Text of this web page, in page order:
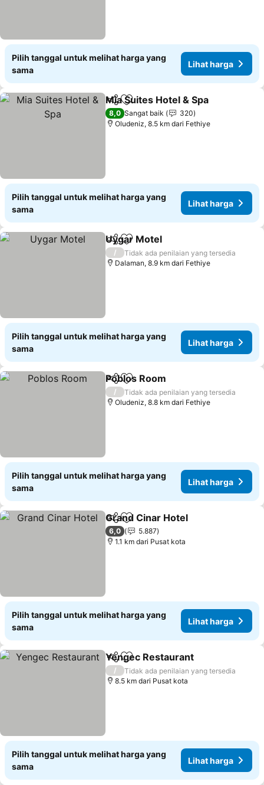
Pilih tanggal untuk melihat harga yang
sama
Lihat harga
BagikanTambahkan ke favorit
Mia Suites Hotel & Spa
8,0 Sangat baik
320
Oludeniz, 8.5 km dari Fethiye
Pilih tanggal untuk melihat harga yang
sama
Lihat harga
BagikanTambahkan ke favorit
Uygar Motel
/
Tidak ada penilaian yang tersedia
Dalaman, 8.9 km dari Fethiye
Pilih tanggal untuk melihat harga yang
sama
Lihat harga
BagikanTambahkan ke favorit
Poblos Room
/
Tidak ada penilaian yang tersedia
Oludeniz, 8.8 km dari Fethiye
Pilih tanggal untuk melihat harga yang
sama
Lihat harga
BagikanTambahkan ke favorit
Grand Cinar Hotel
6,0
5.887
1.1 km dari Pusat kota
Pilih tanggal untuk melihat harga yang
sama
Lihat harga
BagikanTambahkan ke favorit
Yengec Restaurant
/
Tidak ada penilaian yang tersedia
8.5 km dari Pusat kota
Pilih tanggal untuk melihat harga yang
sama
Lihat harga